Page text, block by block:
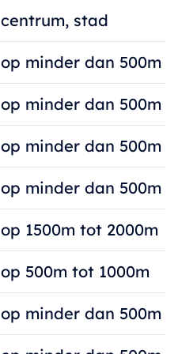
centrum, stad
op minder dan 500m
op minder dan 500m
op minder dan 500m
op minder dan 500m
op 1500m tot 2000m
op 500m tot 1000m
op minder dan 500m